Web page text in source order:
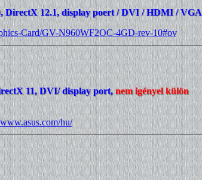
DirectX 12.1, display poert / DVI / HDMI / VGA
Card/GV-N960WF2OC-4GD-rev-10#ov
11, DVI/ display port,nem igényel külön
hu/